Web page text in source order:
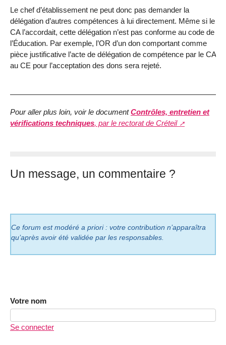
Le chef d’établissement ne peut donc pas demander la
délégation d’autres compétences à lui directement. Même si le
CA l’accordait, cette délégation n’est pas conforme au code de
l’Éducation. Par exemple, l’OR d’un don comportant comme
pièce justificative l’acte de délégation de compétence par le CA
au CE pour l’acceptation des dons sera rejeté.
Pour aller plus loin, voir le documentContrôles, entretien et
vérifications techniques, par le rectorat de Créteil
Un message, un commentaire ?
Ce forum est modéré a priori : votre contribution n’apparaîtra
qu’après avoir été validée par les responsables.
Votre nom
Se connecter